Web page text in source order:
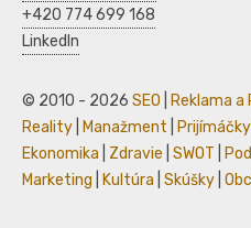
+420 774 699 168
LinkedIn
© 2010 - 2026 SEO Reklama a
Reality
Manažment Prijímáčky
Ekonomika
Zdravie SWOT
Marketing
Kultúra Skúšky